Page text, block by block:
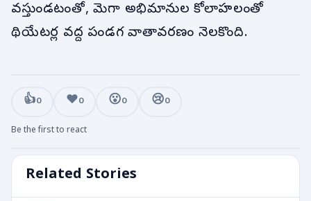
వస్తుండటంతో, మెగా అభిమానుల కోలాహలంతో
థియేటర్ల వద్ద పండగ వాతావరణం నెలకొంది.
Related Stories
👍0 ❤️0 😮0 😢0
Be the first to react